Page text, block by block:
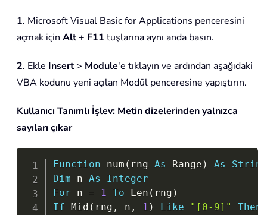
1. Microsoft Visual Basic for Applications penceresini
açmak için Alt+ F11 tuşlarına aynı anda basın.
2. Ekle Insert> Module'e tıklayın ve ardından aşağıdaki
VBA kodunu yeni açılan Modül penceresine yapıştırın.
Kullanıcı Tanımlı İşlev: Metin dizelerinden yalnızca
sayıları çıkar
Function num ( rng As Range ) As
String
Dim n As
Integer
For n = 1 To Len ( rng )
If Mid ( rng , n , 1 ) Like "[0-9]"
Then
Copy